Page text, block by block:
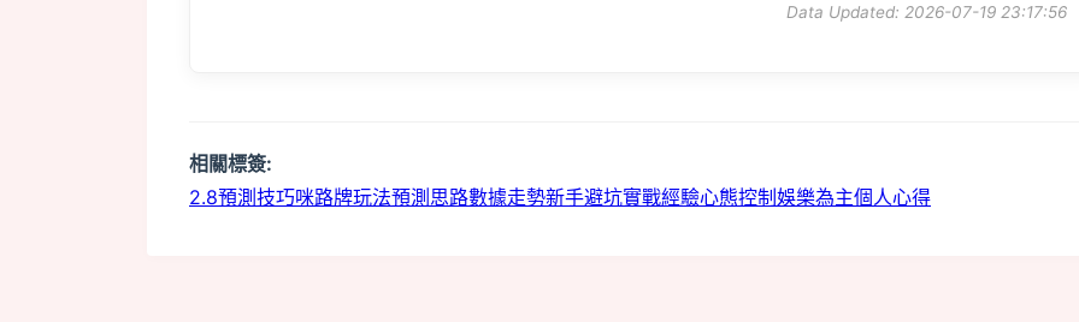
Data Updated: 2026-07-19 23:17:56
相關標簽:
2.8預測技巧咪路牌玩法預測思路數據走勢新手避坑實戰經驗心態控制 娛樂為主個人心得